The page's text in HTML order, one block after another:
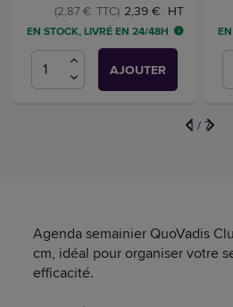
2,39 € HT
(2,87 € TTC)
EN STOCK, LIVRÉ EN 24/48H
AJOUTER
1 / 7
Agenda semainier QuoVadis
cm, idéal pour organiser votre
efficacité.